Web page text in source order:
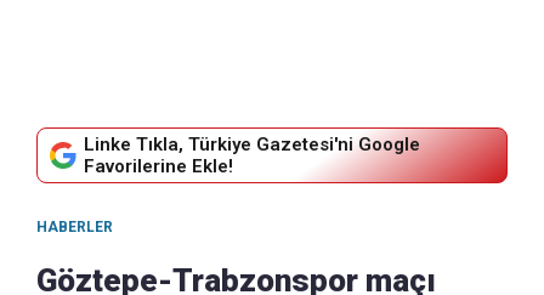
Linke Tıkla, Türkiye Gazetesi'ni Google
Favorilerine Ekle!
HABERLER
Göztepe-Trabzonspor maçı